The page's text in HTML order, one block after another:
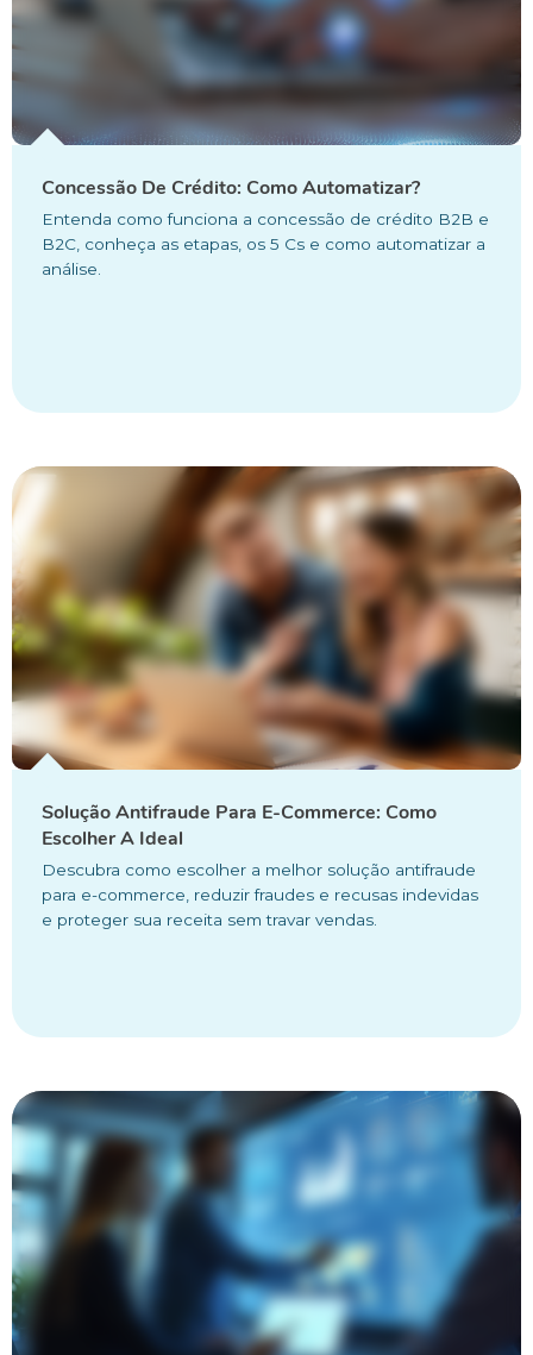
Concessão De Crédito: Como Automatizar?
Entenda como funciona a concessão de crédito B2B e
B2C, conheça as etapas, os 5 Cs e como automatizar a
análise.
Solução Antifraude Para E-Commerce: Como
Escolher A Ideal
Descubra como escolher a melhor solução antifraude
para e-commerce, reduzir fraudes e recusas indevidas
e proteger sua receita sem travar vendas.